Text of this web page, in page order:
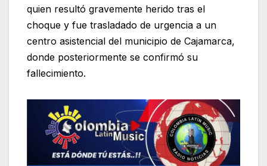
quien resultó gravemente herido tras el
choque y fue trasladado de urgencia a un
centro asistencial del municipio de Cajamarca,
donde posteriormente se confirmó su
fallecimiento.